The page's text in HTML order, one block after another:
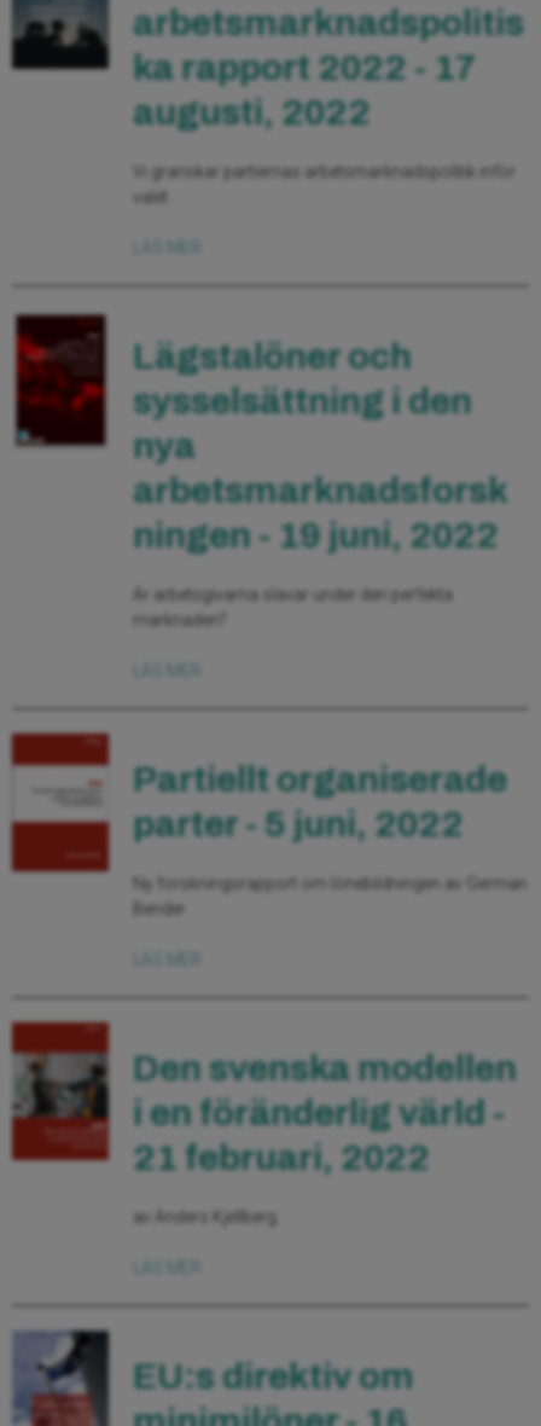
arbetsmarknadspolitis
ka rapport 2022 - 17
augusti, 2022
Vi granskar partiernas arbetsmarknadspolitik inför
valet.
Lägstalöner och
sysselsättning i den
nya
arbetsmarknadsforsk
ningen - 19 juni, 2022
Är arbetsgivarna slavar under den perfekta
marknaden?
Partiellt organiserade
parter - 5 juni, 2022
Ny forskningsrapport om lönebildningen av German
Bender
Den svenska modellen
i en föränderlig värld -
21 februari, 2022
av Anders Kjellberg.
EU:s direktiv om